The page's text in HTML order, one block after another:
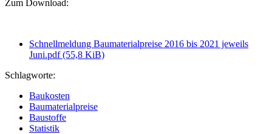
Zum Download:
Schnellmeldung Baumaterialpreise 2016 bis 2021 jeweils
Juni.pdf(55,8 KiB)
Schlagworte:
Baukosten
Baumaterialpreise
Baustoffe
Statistik